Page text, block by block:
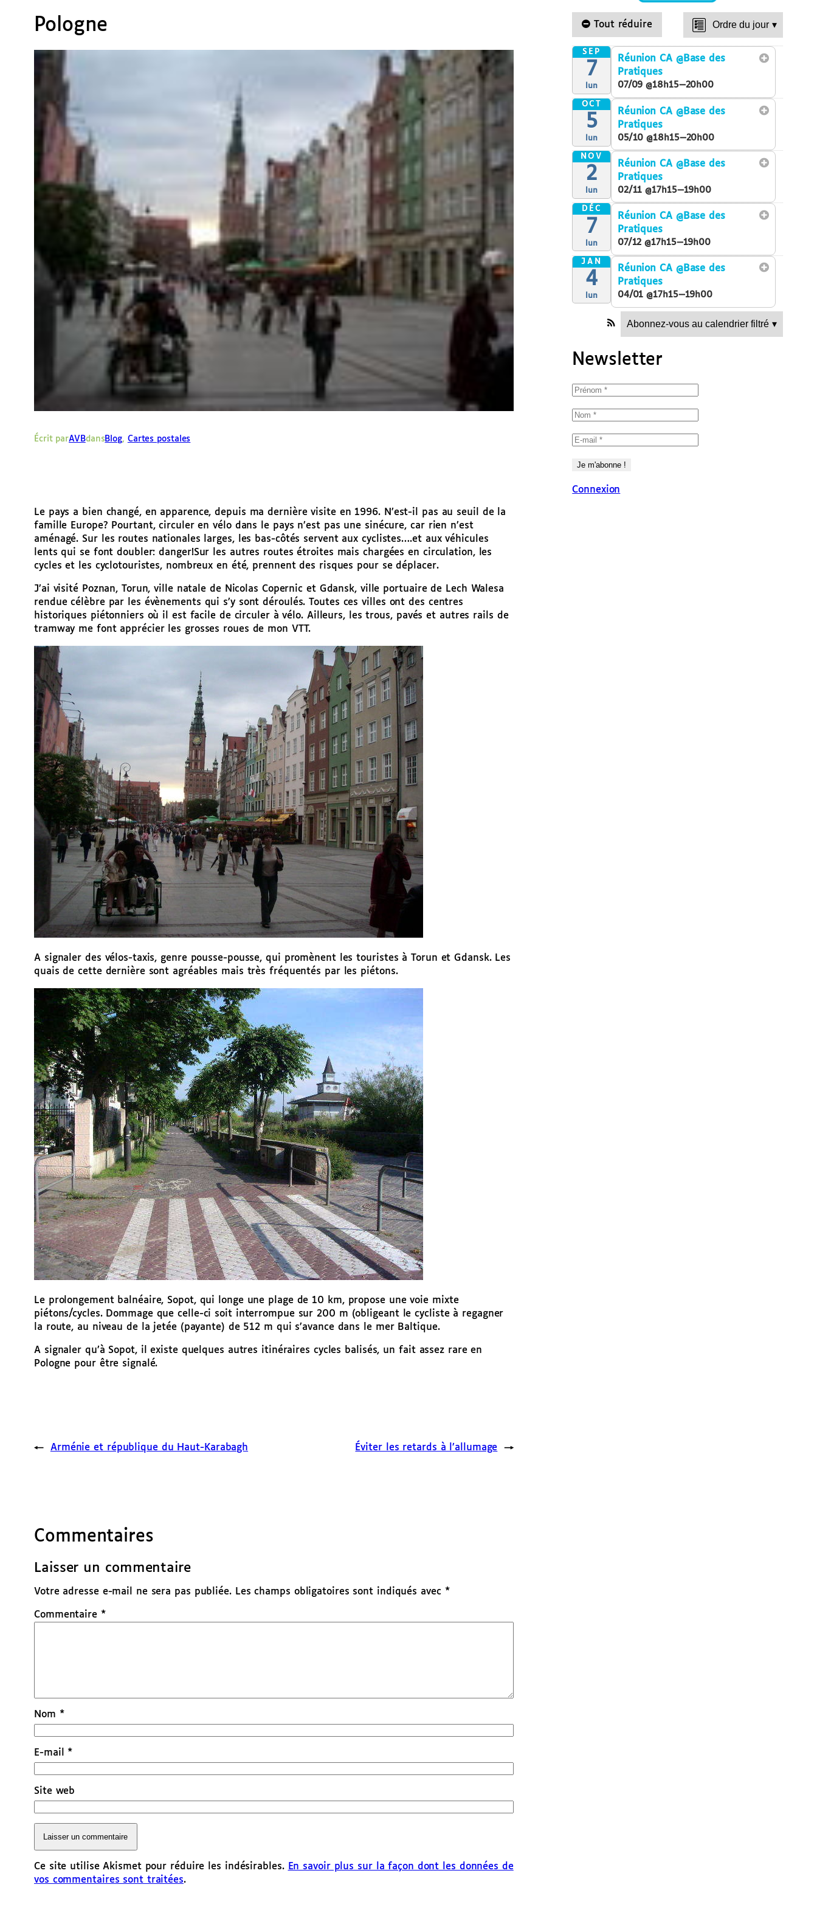
Pologne
Écrit parAVBdans Blog, Cartes postales
Le pays a bien changé, en apparence, depuis ma dernière visite en 1996. N’est-il pas au seuil de la
famille Europe? Pourtant, circuler en vélo dans le pays n’est pas une sinécure, car rien n’est
aménagé. Sur les routes nationales larges, les bas-côtés servent aux cyclistes….et aux véhicules
lents qui se font doubler: danger!Sur les autres routes étroites mais chargées en circulation, les
cycles et les cyclotouristes, nombreux en été, prennent des risques pour se déplacer.
J’ai visité Poznan, Torun, ville natale de Nicolas Copernic et Gdansk, ville portuaire de Lech Walesa
rendue célèbre par les évènements qui s’y sont déroulés. Toutes ces villes ont des centres
historiques piétonniers où il est facile de circuler à vélo. Ailleurs, les trous, pavés et autres rails de
tramway me font apprécier les grosses roues de mon VTT.
A signaler des vélos-taxis, genre pousse-pousse, qui promènent les touristes à Torun et Gdansk. Les
quais de cette dernière sont agréables mais très fréquentés par les piétons.
Le prolongement balnéaire, Sopot, qui longe une plage de 10 km, propose une voie mixte
piétons/cycles. Dommage que celle-ci soit interrompue sur 200 m (obligeant le cycliste à regagner
la route, au niveau de la jetée (payante) de 512 m qui s’avance dans le mer Baltique.
A signaler qu’à Sopot, il existe quelques autres itinéraires cycles balisés, un fait assez rare en
Pologne pour être signalé.
← Arménie et république du Haut-Karabagh Éviter les retards à l’allumage →
Commentaires
Laisser un commentaire
Votre adresse e-mail ne sera pas publiée. Les champs obligatoires sont indiqués avec *
Commentaire *
Nom *
E-mail *
Site web
Ce site utilise Akismet pour réduire les indésirables. En savoir plus sur la façon dont les données de
vos commentaires sont traitées.
Tout réduire Ordre du jour ▾
SEP
7
lun
Réunion CA @Base des
Pratiques
07/09 @18h15—20h00
OCT
5
lun
Réunion CA @Base des
Pratiques
05/10 @18h15—20h00
NOV
2
lun
Réunion CA @Base des
Pratiques
02/11 @17h15—19h00
DÉC
7
lun
Réunion CA @Base des
Pratiques
07/12 @17h15—19h00
JAN
4
lun
Réunion CA @Base des
Pratiques
04/01 @17h15—19h00
Abonnez-vous au calendrier filtré ▾
Newsletter
Connexion